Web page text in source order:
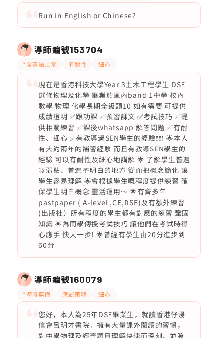
Run in English or Chinese?
導師編號153704
*全英語上堂 有耐性 細心
現在是香港科技大學Year 3土木工程學生 DSE
選修物理及化學 畢業於區內band 1中學 校內
數學 物理 化學長期全級頭10 如有需要 可提供
成績證明 ✅跟功課 ✅預習課文 ✅考試技巧 ✅提
供相關練習 ✅課後whatsapp 解答問題 ✅有耐
性、細心 ✅有教導過SEN學生的經驗❗️❗️❗️ 🌟本人
有大約兩年的補習經驗 而且有教導SEN學生的
經驗 可以有耐性及細心地講解 🌟 了解學生普遍
嘅弱點、普遍不明白的地方 從而把概念簡化 讓
學生容易理解 🌟會根據學生嘅程度提供練習 確
保學生明白概念 靈活運用～ 🌟有齊多年
pastpaper ( A-level ,CE,DSE)及有額外練習
(出版社）所有程度的學生都有對應的練習 鞏固
知識 🌟為同學傳授考試技巧 讓他們在考試時得
心應手 快人一步! 🌟曾經有學生由20分進步到
60分
導師編號160079
*準時無悔 應試策略 細心
您好，本人為25年DSE畢業生，就讀香港仔浸
信會呂明才書院，擁有大量課外閱讀的習慣，
對中學物理及經濟題目理解快速而深刻，並瞭